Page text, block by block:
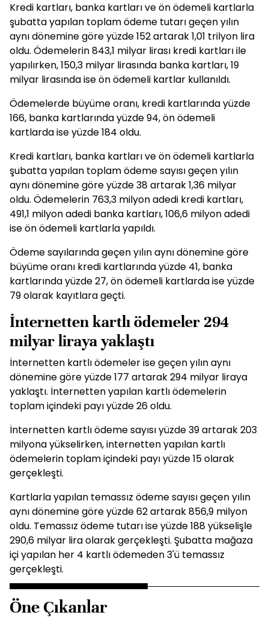
Kredi kartları, banka kartları ve ön ödemeli kartlarla
şubatta yapılan toplam ödeme tutarı geçen yılın
aynı dönemine göre yüzde 152 artarak 1,01 trilyon lira
oldu. Ödemelerin 843,1 milyar lirası kredi kartları ile
yapılırken, 150,3 milyar lirasında banka kartları, 19
milyar lirasında ise ön ödemeli kartlar kullanıldı.
Ödemelerde büyüme oranı, kredi kartlarında yüzde
166, banka kartlarında yüzde 94, ön ödemeli
kartlarda ise yüzde 184 oldu.
Kredi kartları, banka kartları ve ön ödemeli kartlarla
şubatta yapılan toplam ödeme sayısı geçen yılın
aynı dönemine göre yüzde 38 artarak 1,36 milyar
oldu. Ödemelerin 763,3 milyon adedi kredi kartları,
491,1 milyon adedi banka kartları, 106,6 milyon adedi
ise ön ödemeli kartlarla yapıldı.
Ödeme sayılarında geçen yılın aynı dönemine göre
büyüme oranı kredi kartlarında yüzde 41, banka
kartlarında yüzde 27, ön ödemeli kartlarda ise yüzde
79 olarak kayıtlara geçti.
İnternetten kartlı ödemeler 294
milyar liraya yaklaştı
İnternetten kartlı ödemeler ise geçen yılın aynı
dönemine göre yüzde 177 artarak 294 milyar liraya
yaklaştı. İnternetten yapılan kartlı ödemelerin
toplam içindeki payı yüzde 26 oldu.
İnternetten kartlı ödeme sayısı yüzde 39 artarak 203
milyona yükselirken, internetten yapılan kartlı
ödemelerin toplam içindeki payı yüzde 15 olarak
gerçekleşti.
Kartlarla yapılan temassız ödeme sayısı geçen yılın
aynı dönemine göre yüzde 62 artarak 856,9 milyon
oldu. Temassız ödeme tutarı ise yüzde 188 yükselişle
290,6 milyar lira olarak gerçekleşti. Şubatta mağaza
içi yapılan her 4 kartlı ödemeden 3'ü temassız
gerçekleşti.
Öne Çıkanlar